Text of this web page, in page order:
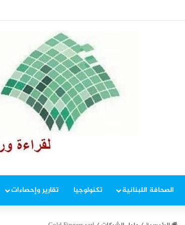
بالأمن
الصحافة اللبنانية تكنولوجيا تقارير وإحصاءات